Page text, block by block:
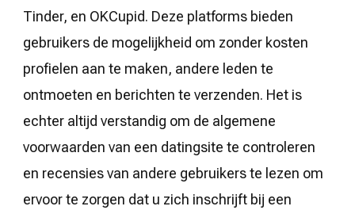
Tinder, en OKCupid. Deze platforms bieden
gebruikers de mogelijkheid om zonder kosten
profielen aan te maken, andere leden te
ontmoeten en berichten te verzenden. Het is
echter altijd verstandig om de algemene
voorwaarden van een datingsite te controleren
en recensies van andere gebruikers te lezen om
ervoor te zorgen dat u zich inschrijft bij een